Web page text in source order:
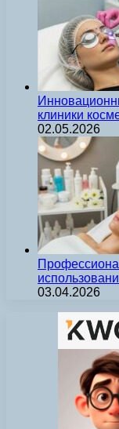
клиники
02.05.2026
03.04.2026